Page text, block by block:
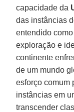
capacidade da
das instâncias
entendido
exploração e
continente
de um mundo
esforço comum
instâncias em
transcender